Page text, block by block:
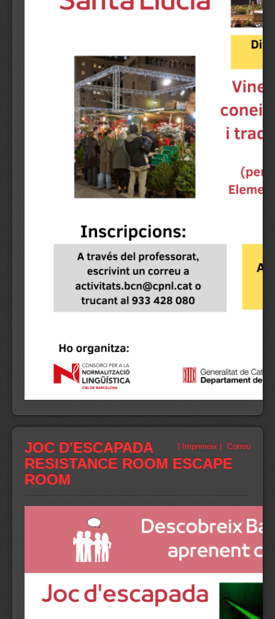
Correu
| Imprimeix |
JOC D'ESCAPADA
RESISTANCE ROOM ESCAPE
ROOM